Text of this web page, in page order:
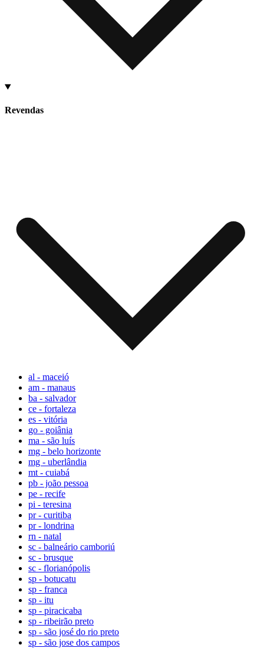
Revendas
al - maceió
am - manaus
ba - salvador
ce - fortaleza
es - vitória
go - goiânia
ma - são luís
mg - belo horizonte
mg - uberlândia
mt - cuiabá
pb - joão pessoa
pe - recife
pi - teresina
pr - curitiba
pr - londrina
rn - natal
sc - balneário camboriú
sc - brusque
sc - florianópolis
sp - botucatu
sp - franca
sp - itu
sp - piracicaba
sp - ribeirão preto
sp - são josé do rio preto
sp - são jose dos campos